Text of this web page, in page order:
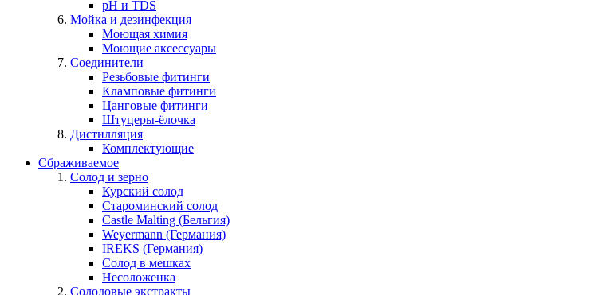
pH и TDS
Мойка и дезинфекция
Моющая химия
Моющие аксессуары
Соединители
Резьбовые фитинги
Кламповые фитинги
Цанговые фитинги
Штуцеры-ёлочка
Дистилляция
Комплектующие
Сбраживаемое
Солод и зерно
Курский солод
Староминский солод
Castle Malting (Бельгия)
Weyermann (Германия)
IREKS (Германия)
Солод в мешках
Несоложенка
Солодовые экстракты